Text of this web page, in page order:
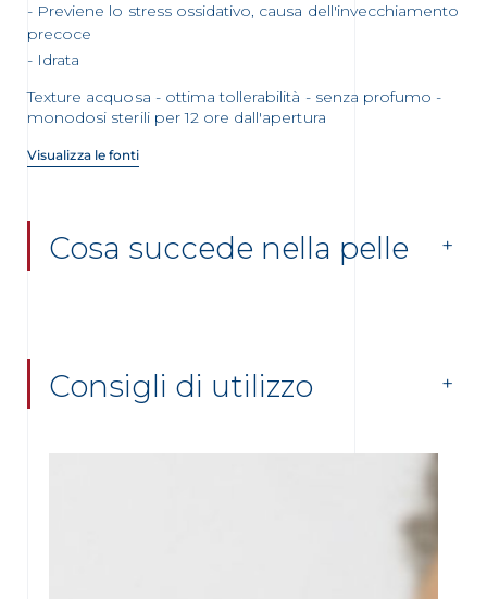
Previene lo stress ossidativo, causa dell'invecchiamento
precoce
Idrata
Texture acquosa - ottima tollerabilità - senza profumo -
monodosi sterili per 12 ore dall'apertura
Visualizza le fonti
Cosa succede nella pelle
Consigli di utilizzo